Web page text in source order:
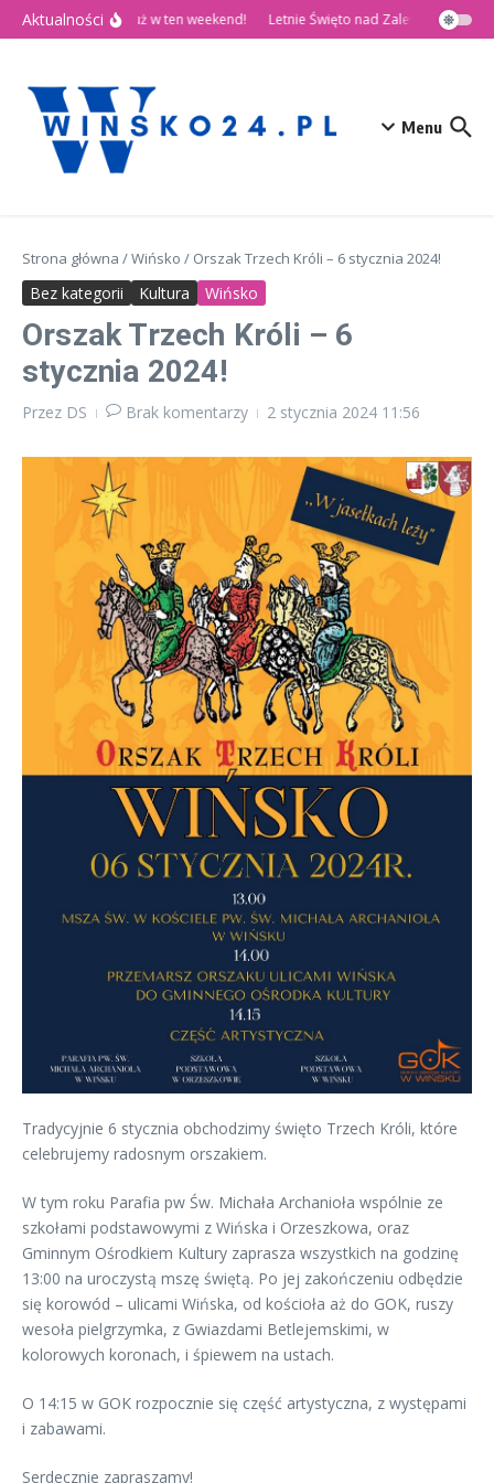
Przejdź do treści
Aktualności
🎉 Dni Wińska 2026 już w ten weekend! Letnie Święto nad Zalewem Słup
Menu
Strona główna /Wińsko / Orszak Trzech Króli – 6 stycznia 2024!
Bez kategorii Kultura Wińsko
Orszak Trzech Króli – 6
stycznia 2024!
Przez DS Brak komentarzy 2 stycznia 2024 11:56
Tradycyjnie 6 stycznia obchodzimy święto Trzech Króli, które
celebrujemy radosnym orszakiem.
W tym roku Parafia pw Św. Michała Archanioła wspólnie ze
szkołami podstawowymi z Wińska i Orzeszkowa, oraz
Gminnym Ośrodkiem Kultury zaprasza wszystkich na godzinę
13:00 na uroczystą mszę świętą. Po jej zakończeniu odbędzie
się korowód – ulicami Wińska, od kościoła aż do GOK, ruszy
wesoła pielgrzymka, z Gwiazdami Betlejemskimi, w
kolorowych koronach, i śpiewem na ustach.
O 14:15 w GOK rozpocznie się część artystyczna, z występami
i zabawami.
Serdecznie zapraszamy!